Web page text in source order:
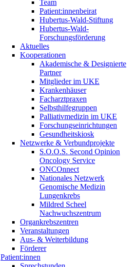
Team
Patient:innenbeirat
Hubertus-Wald-Stiftung
Hubertus-Wald-
Forschungsförderung
Aktuelles
Kooperationen
Akademische & Designierte
Partner
Mitglieder im UKE
Krankenhäuser
Facharztpraxen
Selbsthilfegruppen
Palliativmedizin im UKE
Forschungseinrichtungen
Gesundheitskiosk
Netzwerke & Verbundprojekte
S.O.O.S. Second Opinion
Oncology Service
ONCOnnect
Nationales Netzwerk
Genomische Medizin
Lungenkrebs
Mildred Scheel
Nachwuchszentrum
Organkrebszentren
Veranstaltungen
Aus- & Weiterbildung
Förderer
Patient:innen